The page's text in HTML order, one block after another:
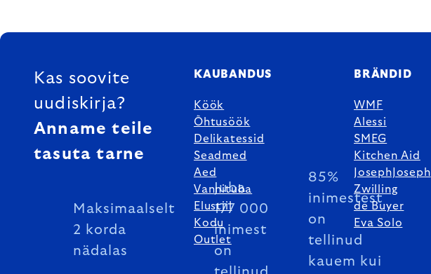
FOOTER
Kas soovite
uudiskirja?
Anname teile
tasuta tarne
Maksimaalselt
2 korda
nädalas
Juba
177 000
inimest
on
85%
inimestest
on
tellinud
kauem kui
KAUBANDUS
Köök
Õhtusöök
Delikatessid
Seadmed
Aed
Vannituba
Elustiil
Kodu
Outlet
BRÄNDID
WMF
Alessi
SMEG
Kitchen Aid
JosephJoseph
Zwilling
de Buyer
Eva Solo